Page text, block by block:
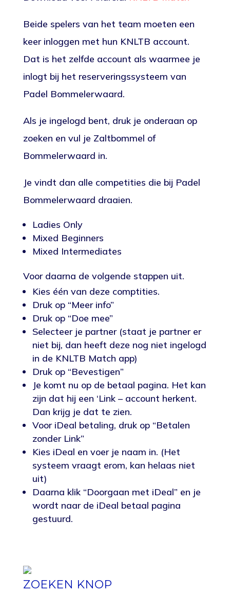
Beide spelers van het team moeten een
keer inloggen met hun KNLTB account.
Dat is het zelfde account als waarmee je
inlogt bij het reserveringssysteem van
Padel Bommelerwaard.
Als je ingelogd bent, druk je onderaan op
zoeken en vul je Zaltbommel of
Bommelerwaard in.
Je vindt dan alle competities die bij Padel
Bommelerwaard draaien.
Ladies Only
Mixed Beginners
Mixed Intermediates
Voor daarna de volgende stappen uit.
Kies één van deze comptities.
Druk op “Meer info”
Druk op “Doe mee”
Selecteer je partner (staat je partner er
niet bij, dan heeft deze nog niet ingelogd
in de KNLTB Match app)
Druk op “Bevestigen”
Je komt nu op de betaal pagina. Het kan
zijn dat hij een ‘Link – account herkent.
Dan krijg je dat te zien.
Voor iDeal betaling, druk op “Betalen
zonder Link”
Kies iDeal en voer je naam in. (Het
systeem vraagt erom, kan helaas niet
uit)
Daarna klik “Doorgaan met iDeal” en je
wordt naar de iDeal betaal pagina
gestuurd.
ZOEKEN KNOP